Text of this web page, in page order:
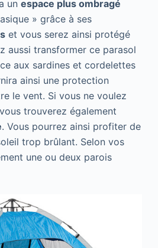
un espace plus ombragé
» grâce à ses
et vous serez ainsi protégé
aussi transformer ce parasol
aux sardines et cordelettes
ainsi une protection
le vent. Si vous ne voulez
trouverez également
. Vous pourrez ainsi profiter de
trop brûlant. Selon vos
une ou deux parois